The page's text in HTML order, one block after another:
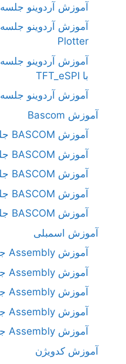
آموزش آردوینو جلسه 9 – ماژول LCD I2C
Plotter
با TFT_eSPI
آموزش آردوینو جلسه 12 – اتصال LCD 16×2
آموزش Bascom
آموزش BASCOM جلسه اول
آموزش BASCOM جلسه دوم
آموزش BASCOM جلسه سوم
آموزش BASCOM جلسه چهارم
آموزش BASCOM جلسه پنجم
آموزش اسمبلی
آموزش Assembly جلسه اول
آموزش Assembly جلسه دوم
آموزش Assembly جلسه سوم
آموزش Assembly جلسه چهارم
آموزش Assembly جلسه پنجم
آموزش کدویژن